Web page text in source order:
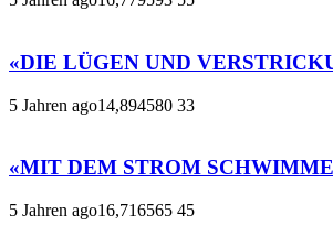
«DIE LÜGEN UND
5 Jahren ago14,894580 33
«MIT DEM STROM
5 Jahren ago16,716565 45